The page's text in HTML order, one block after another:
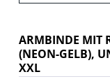
ARMBINDE MIT
(NEON-GELB),
XL